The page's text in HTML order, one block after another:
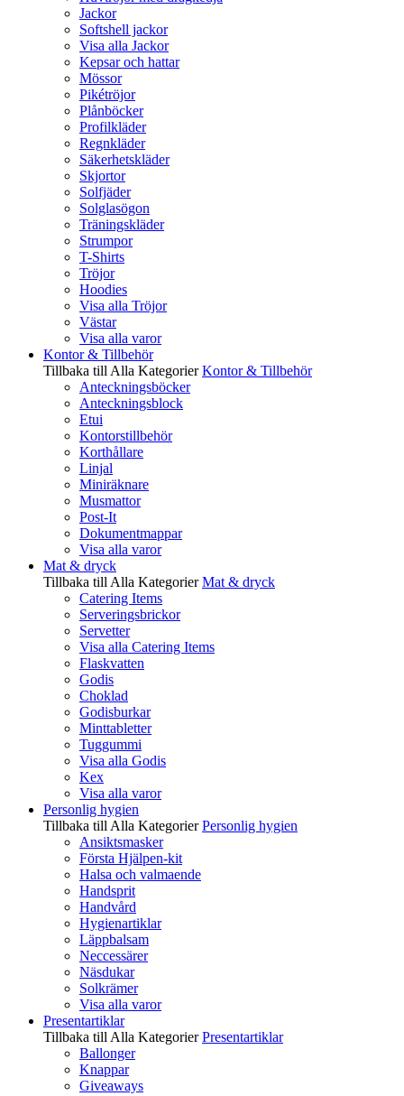
Jackor
Softshell jackor
Visa alla Jackor
Kepsar och hattar
Mössor
Pikétröjor
Plånböcker
Profilkläder
Regnkläder
Säkerhetskläder
Skjortor
Solfjäder
Solglasögon
Träningskläder
Strumpor
T-Shirts
Tröjor
Hoodies
Visa alla Tröjor
Västar
Visa alla varor
Kontor & Tillbehör
Tillbaka till Alla Kategorier Kontor & Tillbehör
Anteckningsböcker
Anteckningsblock
Etui
Kontorstillbehör
Korthållare
Linjal
Miniräknare
Musmattor
Post-It
Dokumentmappar
Visa alla varor
Mat & dryck
Tillbaka till Alla Kategorier Mat & dryck
Catering Items
Serveringsbrickor
Servetter
Visa alla Catering Items
Flaskvatten
Godis
Choklad
Godisburkar
Minttabletter
Tuggummi
Visa alla Godis
Kex
Visa alla varor
Personlig hygien
Tillbaka till Alla Kategorier Personlig hygien
Ansiktsmasker
Första Hjälpen-kit
Halsa och valmaende
Handsprit
Handvård
Hygienartiklar
Läppbalsam
Neccessärer
Näsdukar
Solkrämer
Visa alla varor
Presentartiklar
Tillbaka till Alla Kategorier Presentartiklar
Ballonger
Knappar
Giveaways